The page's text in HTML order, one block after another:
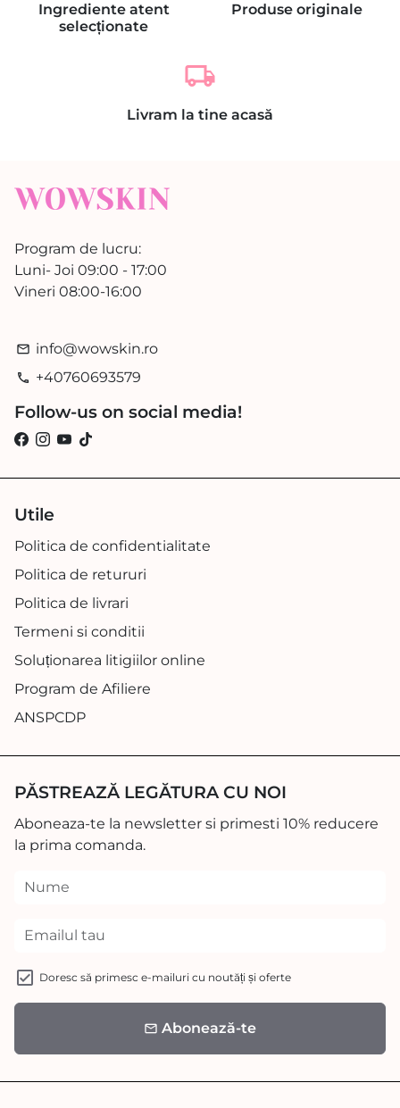
Ingrediente atent
selecționate
Produse originale
local_shipping
Livram la tine acasă
Program de lucru:
Luni- Joi 09:00 - 17:00
Vineri 08:00-16:00
email info@wowskin.ro
phone +40760693579
Follow-us on social media!
Utile
Politica de confidentialitate
Politica de retururi
Politica de livrari
Termeni si conditii
Soluționarea litigiilor online
Program de Afiliere
ANSPCDP
PĂSTREAZĂ LEGĂTURA CU NOI
Aboneaza-te la newsletter si primesti 10% reducere
la prima comanda.
Doresc să primesc e-mailuri cu noutăți și oferte
email Abonează-te